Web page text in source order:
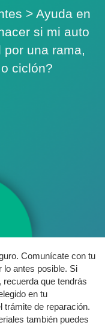
> Ayuda en
si mi auto
una rama,
ciclón?
Comunícate con tu
lo antes posible. Si
que tendrás
en tu
trámite de reparación.
también puedes